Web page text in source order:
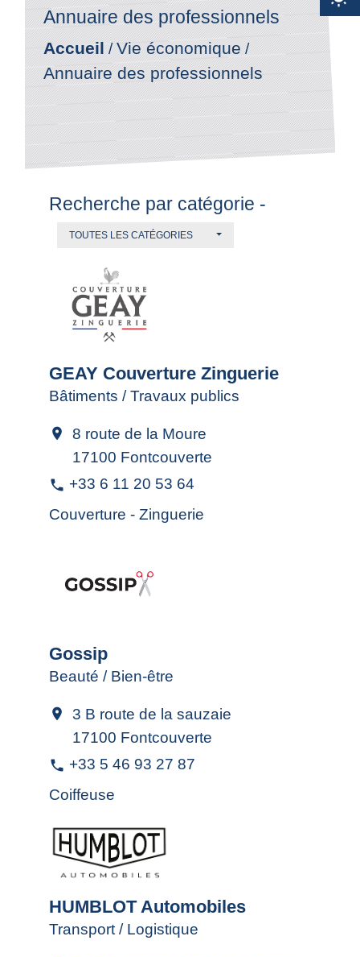
Annuaire des professionnels
Accueil/Vie économique /
Annuaire des professionnels
Recherche par catégorie -
TOUTES LES CATÉGORIES
GEAY Couverture Zinguerie
Bâtiments / Travaux publics
location_on
8 route de la Moure
17100 Fontcouverte
phone +33 6 11 20 53 64
Couverture - Zinguerie
Gossip
Beauté / Bien-être
location_on
3 B route de la sauzaie
17100 Fontcouverte
phone +33 5 46 93 27 87
Coiffeuse
HUMBLOT Automobiles
Transport / Logistique